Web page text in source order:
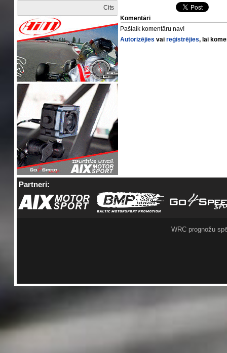
Cits
Komentāri
Pašlaik komentāru nav!
Autorizējies vaireģistrējies, lai
Partneri:
WRC prognožu